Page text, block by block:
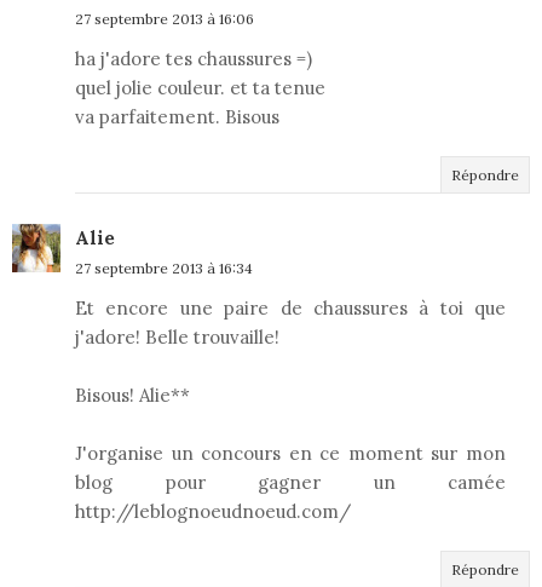
27 septembre 2013 à 16:06
ha j'adore tes chaussures =)
quel jolie couleur. et ta tenue
va parfaitement. Bisous
Répondre
Alie
27 septembre 2013 à 16:34
Et encore une paire de chaussures à toi que
j'adore! Belle trouvaille!
Bisous! Alie**
J'organise un concours en ce moment sur mon
blog pour gagner un camée
http://leblognoeudnoeud.com/
Répondre